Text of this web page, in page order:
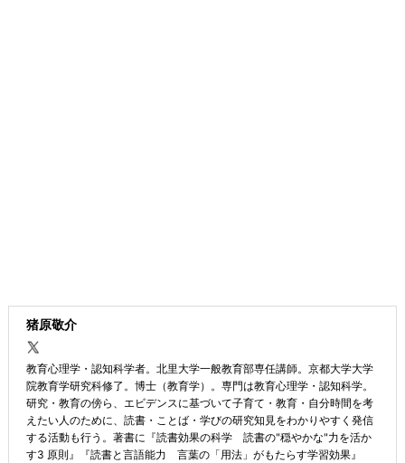
猪原敬介
教育心理学・認知科学者。北里大学一般教育部専任講師。京都大学大学
院教育学研究科修了。博士（教育学）。専門は教育心理学・認知科学。
研究・教育の傍ら、エビデンスに基づいて子育て・教育・自分時間を考
えたい人のために、読書・ことば・学びの研究知見をわかりやすく発信
する活動も行う。著書に『読書効果の科学 読書の"穏やかな"力を活か
す3 原則』『読書と言語能力 言葉の「用法」がもたらす学習効果』